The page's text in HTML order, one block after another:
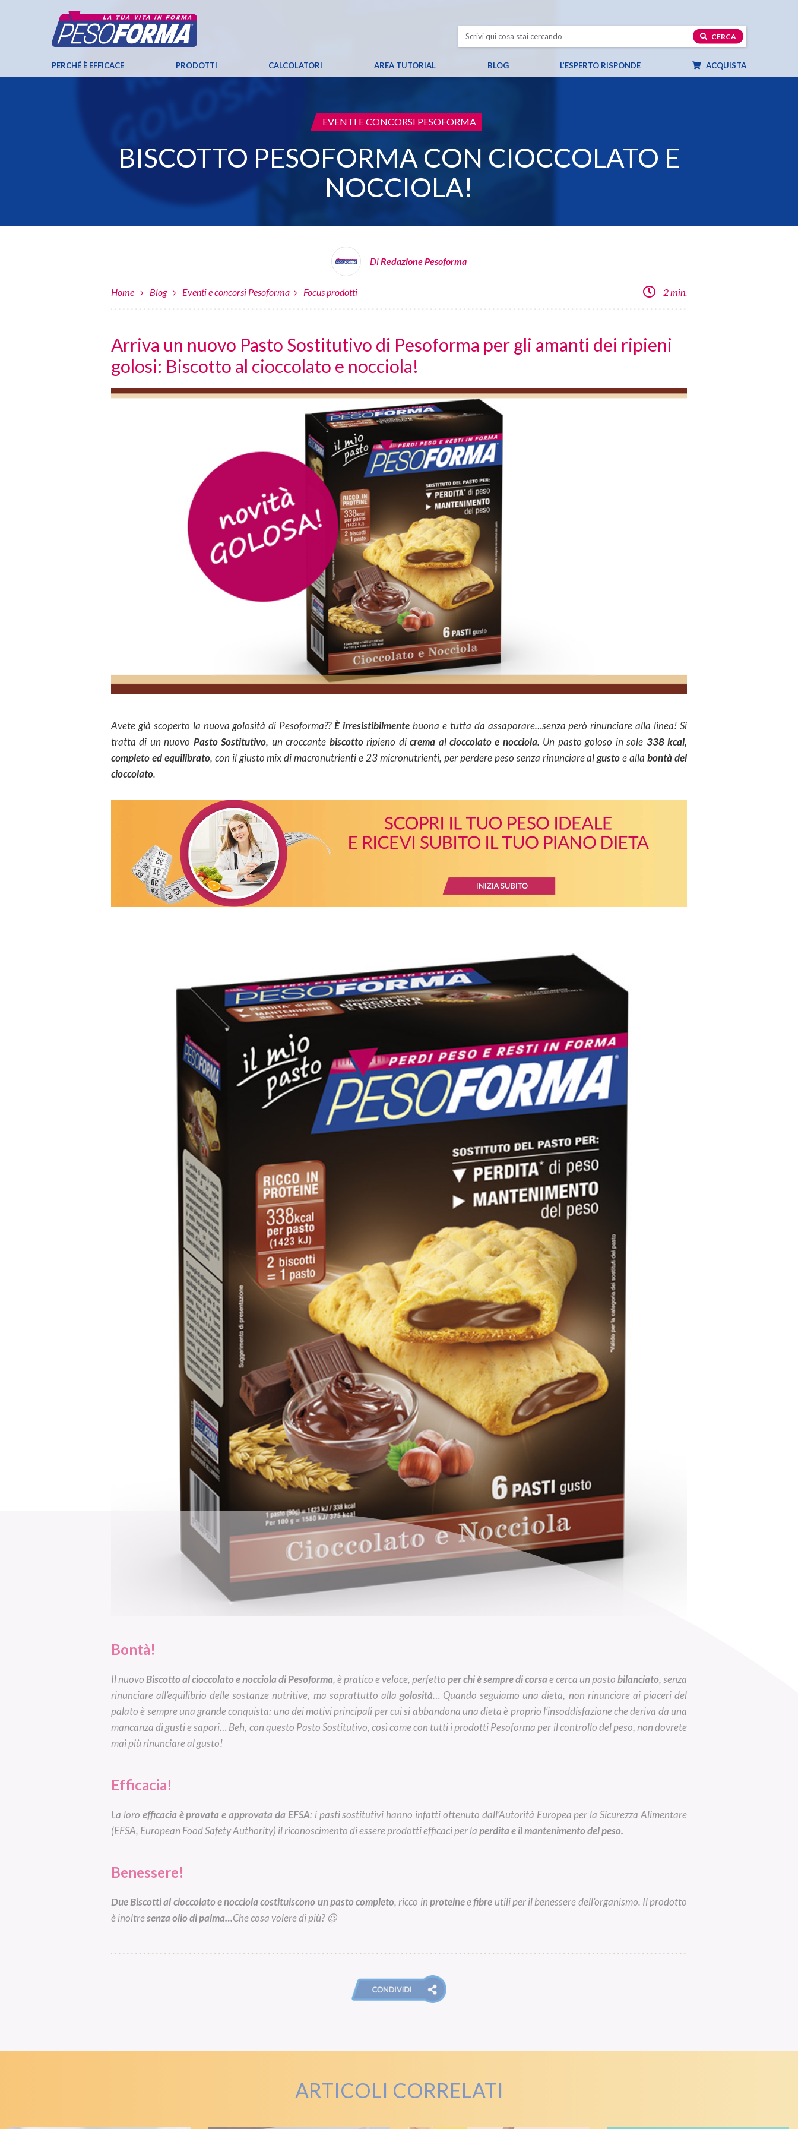
CERCA
PERCHÉ È EFFICACE PRODOTTI CALCOLATORI AREA TUTORIAL BLOG L’ESPERTO RISPONDE ACQUISTA
CATEGORIA:
EVENTI E CONCORSI PESOFORMA
BISCOTTO PESOFORMA CON CIOCCOLATO E
NOCCIOLA!
DiRedazione Pesoforma
Home Blog Eventi e concorsi Pesoforma Focus prodotti 2 min.
Arriva un nuovo Pasto Sostitutivo di Pesoforma per gli amanti dei ripieni
golosi: Biscotto al cioccolato e nocciola!
Avete già scoperto la nuova golosità di Pesoforma??È irresistibilmente buona e tutta da assaporare…senza però rinunciare alla linea! Si
tratta di un nuovo Pasto Sostitutivo, un croccante biscottoripieno dicrema al cioccolato e nocciola. Un pasto goloso in sole 338 kcal,
completo ed equilibrato, con il giusto mix di macronutrienti e 23 micronutrienti, per perdere peso senza rinunciare algustoe allabontà del
cioccolato.
Bontà!
Il nuovo Biscotto al cioccolato e nocciola di Pesoforma, è pratico e veloce, perfettoper chi è sempre di corsae cerca un pastobilanciato, senza
rinunciare all’equilibrio delle sostanze nutritive, ma soprattutto alla golosità… Quando seguiamo una dieta, non rinunciare ai piaceri del
palato è sempre una grande conquista: uno dei motivi principali per cui si abbandona una dieta è proprio l’insoddisfazione che deriva da una
mancanza di gusti e sapori… Beh, con questo Pasto Sostitutivo, così come con tutti i prodotti Pesoforma per il controllo del peso, non dovrete
mai più rinunciare al gusto!
Efficacia!
La loro efficacia è provata e approvata da EFSA: i pasti sostitutivi hanno infatti ottenuto dall’Autorità Europea per la Sicurezza Alimentare
(EFSA, European Food Safety Authority) il riconoscimento di essere prodotti efficaci per laperdita e il mantenimento del peso.
Benessere!
Due Biscotti al cioccolato e nocciola costituiscono un pasto completo, ricco inproteineefibre utili per il benessere dell’organismo. Il prodotto
è inoltresenza olio di palma…Che cosa volere di più? 😉
ARTICOLI CORRELATI